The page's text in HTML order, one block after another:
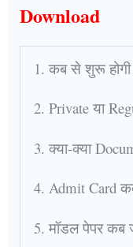
Download
1. कब से शुरू
2. Private या
3. क्या-क्या
4. Admit Card कब
5. मॉडल पेपर कब